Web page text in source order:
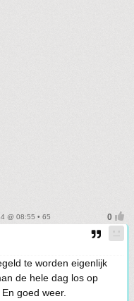
@ 08:55 • 65
te worden eigenlijk
de hele dag los op
goed weer.